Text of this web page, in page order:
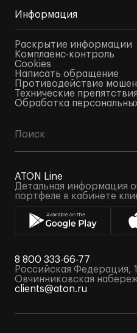
Информация
Раскрытие информации
Комплаенс-контроль
Cookies
Написать обращение
Противодействие
Технические препятствия
Обработка
ATON Line
Детальная информация
портфеле в кабинете
8 800 333-66-77
Российская Федерация,
Овчинниковская
clients@aton.ru